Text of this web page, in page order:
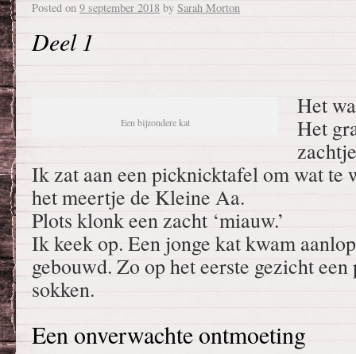
Posted on 9 september 2018 by Sarah Morton
Deel 1
Een bijzondere kat
Het
Het
Ik zat aan een picknicktafel om wat te
het meertje de Kleine Aa.
Plots klonk een zacht ‘miauw.’
Ik keek op. Een jonge kat kwam
gebouwd. Zo op het eerste gezicht
sokken.
Een onverwachte ontmoeting